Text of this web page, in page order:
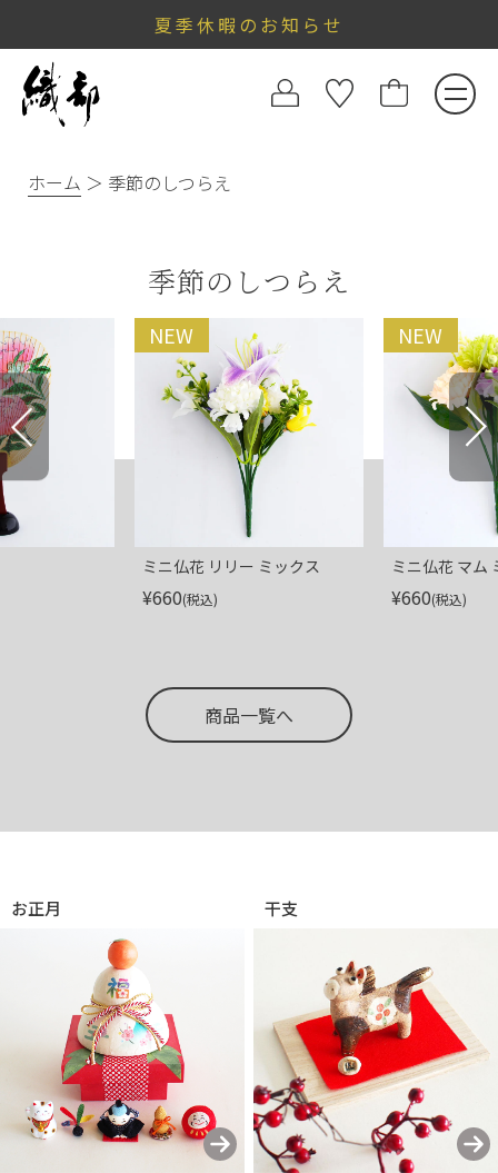
夏季休暇のお知らせ
ホーム 季節のしつらえ
季節のしつらえ
ミニ仏花 リリー ミックス
¥660(税込)
ミニ仏花 マム
¥660(税込)
商品一覧へ
お正月 干支